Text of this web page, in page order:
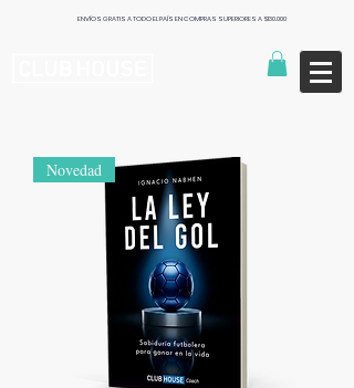
ENVÍOS GRATIS A TODO EL PAÍS EN COMPRAS SUPERIORES A $130.000
Novedad